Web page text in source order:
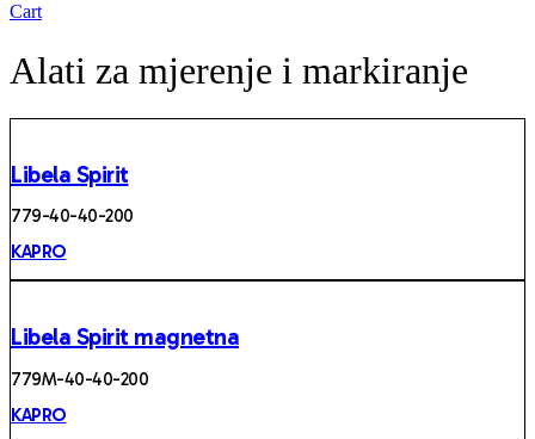
Cart
Alati za mjerenje i markiranje
Libela Spirit
779-40-40-200
KAPRO
Libela Spirit magnetna
779M-40-40-200
KAPRO